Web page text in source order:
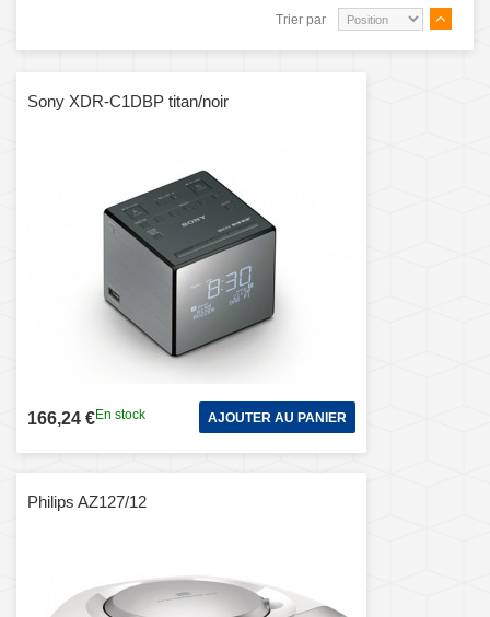
Trier par
Sony XDR-C1DBP titan/noir
166,24 €En stock AJOUTER AU PANIER
Philips AZ127/12